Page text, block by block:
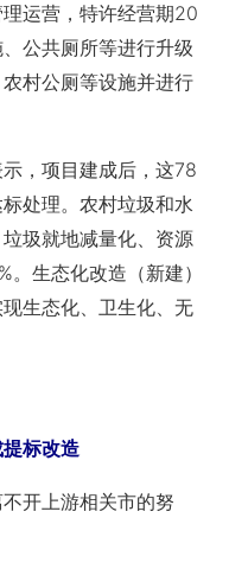
运营，特许经营期20
公共厕所等进行升级
村公厕等设施并进行
，项目建成后，这78
处理。农村垃圾和水
圾就地减量化、资源
生态化改造（新建）
生态化、卫生化、无
标改造
开上游相关市的努